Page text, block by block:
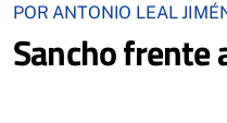
POR ANTONIO LEAL
Sancho frente